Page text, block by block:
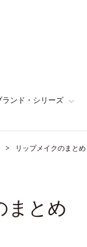
ランド・シリーズ
リップメイクのまとめ
まとめ